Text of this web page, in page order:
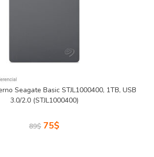
Seagate Basic STJL1000400, 1TB, USB
3.0/2.0 (STJL1000400)
89$ 75$